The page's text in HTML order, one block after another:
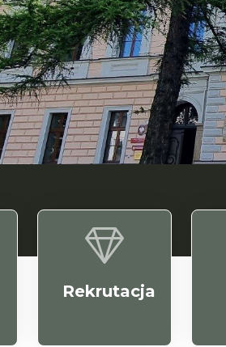
Rekrutacja